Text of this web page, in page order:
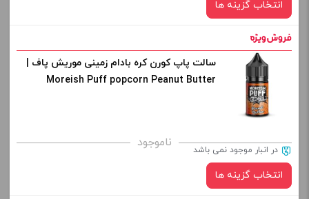
کپی
انتخاب گزینه ها
نیکوتین:
برای فعال شدن سبد خرید و نمایش قیمت ، گزینه های محصول را
از کادر بالا انتخاب کنید.
+
سالت پاپ کورن کره بادام زمینی موریش پاف |
Moreish Puff popcorn Peanut Butter
ناموجود در انبار موجود نمی باشد
انتخاب گزینه ها